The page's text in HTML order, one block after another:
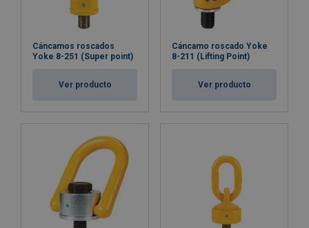
Cáncamos roscados
Yoke 8-251 (Super point)
Ver producto
Cáncamo roscado Yoke
8-211 (Lifting Point)
Ver producto